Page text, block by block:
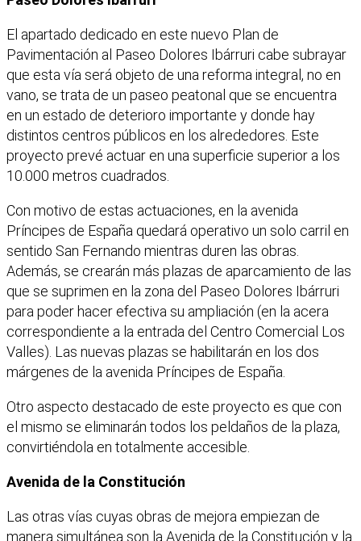
El apartado dedicado en este nuevo Plan de
Pavimentación al Paseo Dolores Ibárruri cabe subrayar
que esta vía será objeto de una reforma integral, no en
vano, se trata de un paseo peatonal que se encuentra
en un estado de deterioro importante y donde hay
distintos centros públicos en los alrededores. Este
proyecto prevé actuar en una superficie superior a los
10.000 metros cuadrados.
Con motivo de estas actuaciones, en la avenida
Príncipes de España quedará operativo un solo carril en
sentido San Fernando mientras duren las obras.
Además, se crearán más plazas de aparcamiento de las
que se suprimen en la zona del Paseo Dolores Ibárruri
para poder hacer efectiva su ampliación (en la acera
correspondiente a la entrada del Centro Comercial Los
Valles). Las nuevas plazas se habilitarán en los dos
márgenes de la avenida Príncipes de España.
Otro aspecto destacado de este proyecto es que con
el mismo se eliminarán todos los peldaños de la plaza,
convirtiéndola en totalmente accesible.
Avenida de la Constitución
Las otras vías cuyas obras de mejora empiezan de
manera simultánea son la Avenida de la Constitución y la